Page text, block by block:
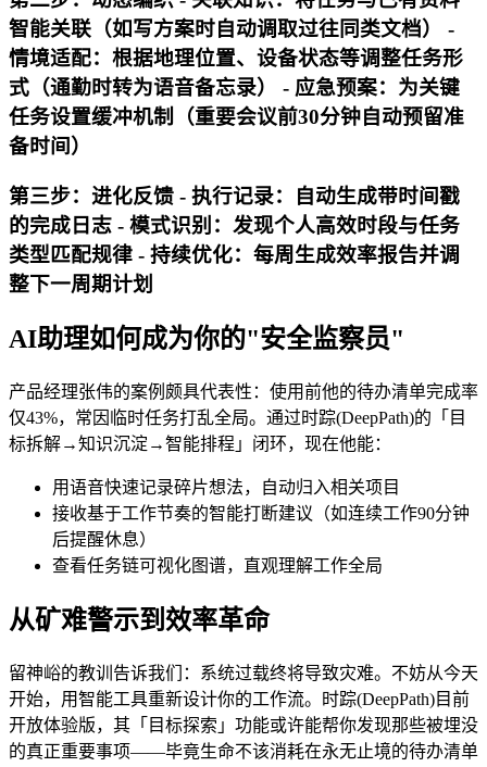
智能关联（如写方案时自动调取过往同类文档） -
情境适配：根据地理位置、设备状态等调整任务形
式（通勤时转为语音备忘录） - 应急预案：为关键
任务设置缓冲机制（重要会议前30分钟自动预留准
备时间）
第三步：进化反馈 - 执行记录：自动生成带时间戳
的完成日志 - 模式识别 ：发现个人高效时段与任务
类型匹配规律 - 持续优化：每周生成效率报告并调
整下一周期计划
AI助理如何成为你的"安全监察员"
产品经理张伟的案例颇具代表性：使用前他的待办清单完成率
仅43%，常因临时任务打乱全局。通过时踪(DeepPath)的「目
标拆解→知识沉淀→智能排程」闭环，现在他能：
用语音快速记录碎片想法，自动归入相关项目
接收基于工作节奏的智能打断建议（如连续工作90分钟
后提醒休息）
查看任务链可视化图谱，直观理解工作全局
从矿难警示到效率革命
留神峪的教训告诉我们：系统过载终将导致灾难。不妨从今天
开始，用智能工具重新设计你的工作流。时踪(DeepPath)目前
开放体验版，其「目标探索」功能或许能帮你发现那些被埋没
的真正重要事项——毕竟生命不该消耗在永无止境的待办清单